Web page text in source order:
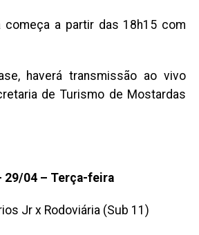
começa a partir das 18h15 com
haverá transmissão ao vivo
de Turismo de Mostardas
29/04 – Terça-feira
Jr x Rodoviária (Sub 11)